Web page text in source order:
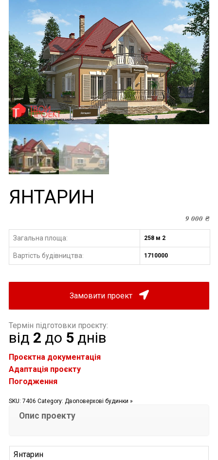
ЯНТАРИН
9 000₴
Загальна площа: 258 м 2
Вартість будівництва: 1710000
Замовити проект
Термін підготовки проєкту:
від 2 до 5 днів
Проєктна документація
Адаптація проєкту
Погодження
SKU: 7406 Category: Двоповерхові будинки »
Опис проекту
Янтарин